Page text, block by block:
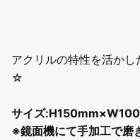
アクリルの特性を活かし
☆
サイズ
※鏡面機にて手加工で磨